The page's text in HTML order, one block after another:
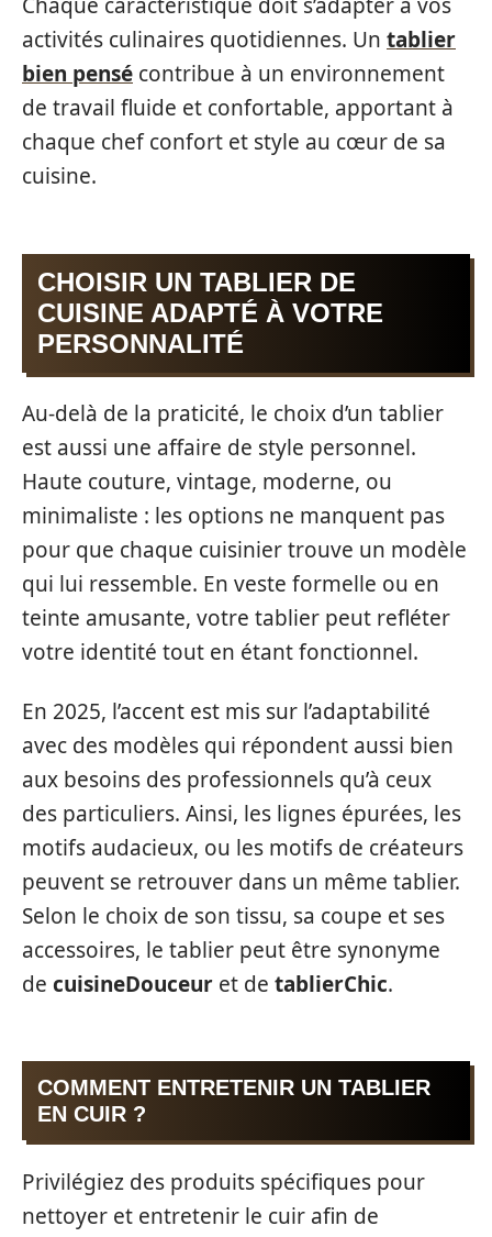
activités culinaires quotidiennes. Un tablier
bien pensé contribue à un environnement
de travail fluide et confortable, apportant à
chaque chef confort et style au cœur de sa
cuisine.
CHOISIR UN TABLIER DE
CUISINE ADAPTÉ À VOTRE
PERSONNALITÉ
Au-delà de la praticité, le choix d’un tablier
est aussi une affaire de style personnel.
Haute couture, vintage, moderne, ou
minimaliste : les options ne manquent pas
pour que chaque cuisinier trouve un modèle
qui lui ressemble. En veste formelle ou en
teinte amusante, votre tablier peut refléter
votre identité tout en étant fonctionnel.
En 2025, l’accent est mis sur l’adaptabilité
avec des modèles qui répondent aussi bien
aux besoins des professionnels qu’à ceux
des particuliers. Ainsi, les lignes épurées, les
motifs audacieux, ou les motifs de créateurs
peuvent se retrouver dans un même tablier.
Selon le choix de son tissu, sa coupe et ses
accessoires, le tablier peut être synonyme
de cuisineDouceur et de tablierChic.
COMMENT ENTRETENIR UN TABLIER
EN CUIR ?
Privilégiez des produits spécifiques pour
nettoyer et entretenir le cuir afin de